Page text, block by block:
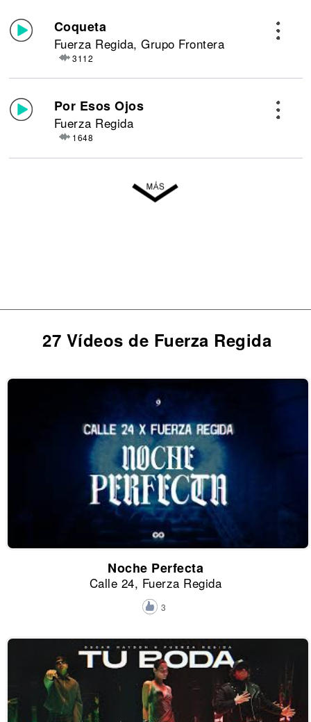
Coqueta
Fuerza Regida, Grupo Frontera
3112
Por Esos Ojos
Fuerza Regida
1648
27 Vídeos de Fuerza Regida
Noche Perfecta
Calle 24, Fuerza Regida
3